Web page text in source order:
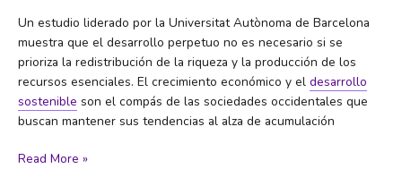
Un estudio liderado por la Universitat Autònoma de Barcelona
muestra que el desarrollo perpetuo no es necesario si se
prioriza la redistribución de la riqueza y la producción de los
recursos esenciales. El crecimiento económico y el desarrollo
sostenible son el compás de las sociedades occidentales que
buscan mantener sus tendencias al alza de acumulación
Científicos
Read More »